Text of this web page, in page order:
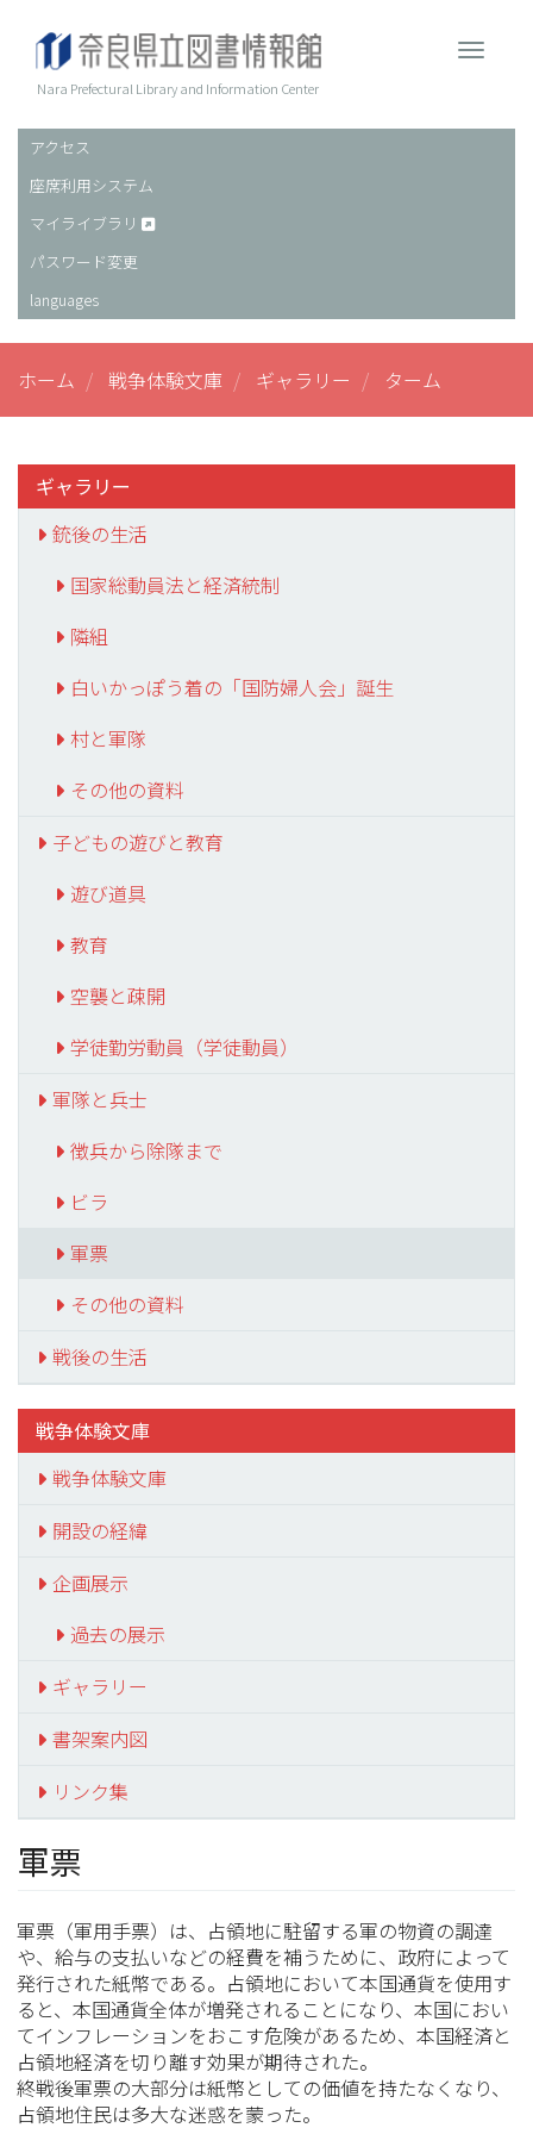
Nara Prefectural Library and Information Center
ヘ
ッ
ダ
ー
アクセス
座席利用システム
マイライブラリ
パスワード変更
languages
ホーム 戦争体験文庫 ギャラリー ターム
ギャラリー
銃後の生活
国家総動員法と経済統制
隣組
白いかっぽう着の「国防婦人会」誕生
村と軍隊
その他の資料
子どもの遊びと教育
遊び道具
教育
空襲と疎開
学徒勤労動員（学徒動員）
軍隊と兵士
徴兵から除隊まで
ビラ
軍票
その他の資料
戦後の生活
戦争体験文庫
戦争体験文庫
開設の経緯
企画展示
過去の展示
ギャラリー
書架案内図
リンク集
軍票
軍票（軍用手票）は、占領地に駐留する軍の物資の調達
や、給与の支払いなどの経費を補うために、政府によって
発行された紙幣である。占領地において本国通貨を使用す
ると、本国通貨全体が増発されることになり、本国におい
てインフレーションをおこす危険があるため、本国経済と
占領地経済を切り離す効果が期待された。
終戦後軍票の大部分は紙幣としての価値を持たなくなり、
占領地住民は多大な迷惑を蒙った。